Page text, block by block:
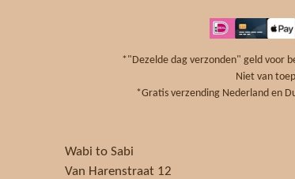
b
o
o
k
*"Dezelde dag verzonden" geld voor
Niet van
*Gratis verzending Nederland en
Wabi to Sabi
Van Harenstraat 12